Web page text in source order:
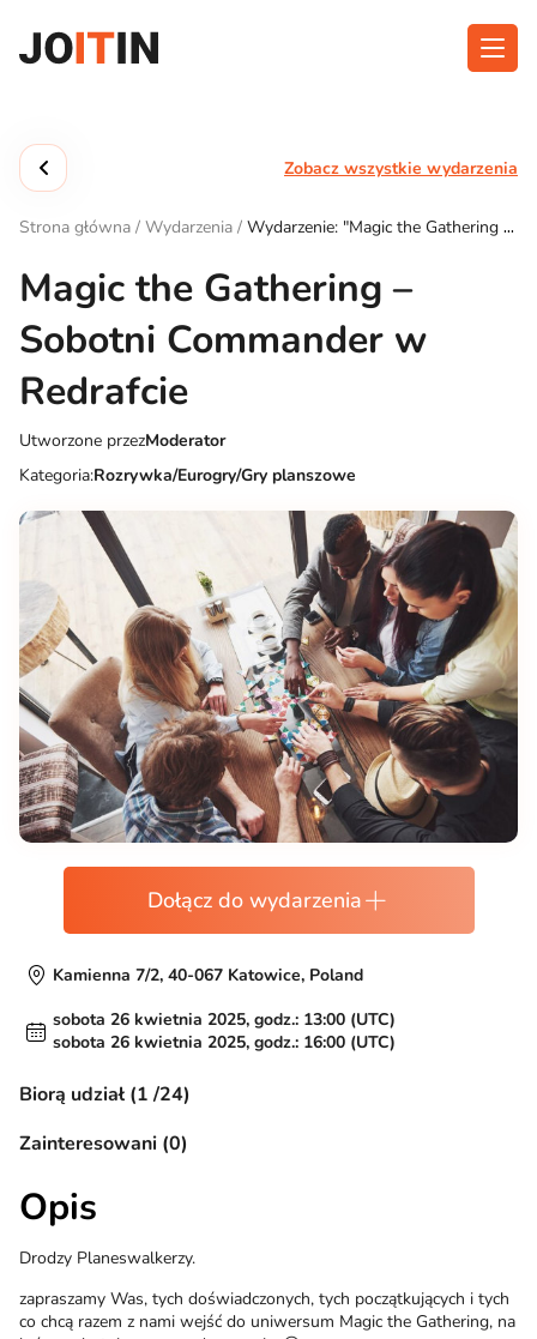
treści
Funkcjonalność
Kontakt
Pobierz aplikację:
Zobacz wszystkie wydarzenia
Strona główna / Wydarzenia / Wydarzenie: "Magic the Gathering –
Magic the Gathering –
Sobotni Commander w
Redrafcie
Utworzone przezModerator
Kategoria:Rozrywka/Eurogry/Gry planszowe
Dołącz do wydarzenia
Kamienna 7/2, 40-067 Katowice, Poland
sobota 26 kwietnia 2025, godz.: 13:00 (UTC)
sobota 26 kwietnia 2025, godz.: 16:00 (UTC)
Biorą udział (1 /24)
Zainteresowani (0)
Opis
Drodzy Planeswalkerzy.
zapraszamy Was, tych doświadczonych, tych początkujących i tych
co chcą razem z nami wejść do uniwersum Magic the Gathering, na